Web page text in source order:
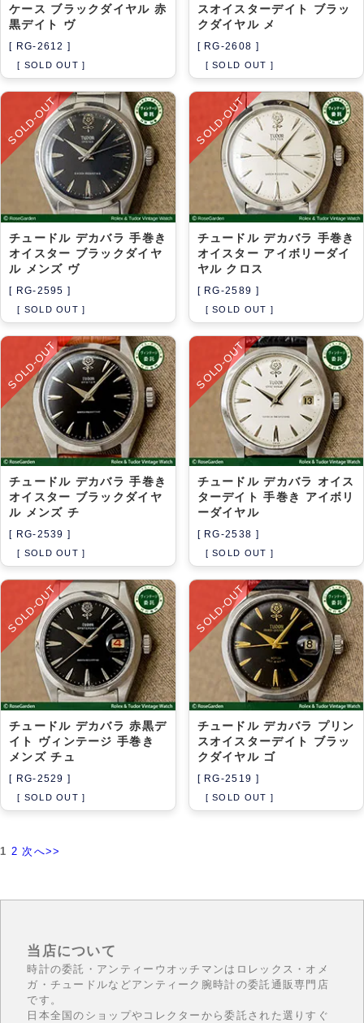
ケース ブラックダイヤル 赤
黒デイト ヴ
[ RG-2612 ]
[ SOLD OUT ]
スオイスターデイト ブラッ
クダイヤル メ
[ RG-2608 ]
[ SOLD OUT ]
SOLD-OUT
チュードル デカバラ 手巻き
オイスター ブラックダイヤ
ル メンズ ヴ
[ RG-2595 ]
[ SOLD OUT ]
SOLD-OUT
チュードル デカバラ 手巻き
オイスター アイボリーダイ
ヤル クロス
[ RG-2589 ]
[ SOLD OUT ]
SOLD-OUT
チュードル デカバラ 手巻き
オイスター ブラックダイヤ
ル メンズ チ
[ RG-2539 ]
[ SOLD OUT ]
SOLD-OUT
チュードル デカバラ オイス
ターデイト 手巻き アイボリ
ーダイヤル
[ RG-2538 ]
[ SOLD OUT ]
SOLD-OUT
チュードル デカバラ 赤黒デ
イト ヴィンテージ 手巻き
メンズ チュ
[ RG-2529 ]
[ SOLD OUT ]
SOLD-OUT
チュードル デカバラ プリン
スオイスターデイト ブラッ
クダイヤル ゴ
[ RG-2519 ]
[ SOLD OUT ]
1 2 次へ>>
当店について
時計の委託・アンティーウオッチマンはロレックス・オメ
ガ・チュードルなどアンティーク腕時計の委託通販専門店
です。
日本全国のショップやコレクターから委託された選りすぐ